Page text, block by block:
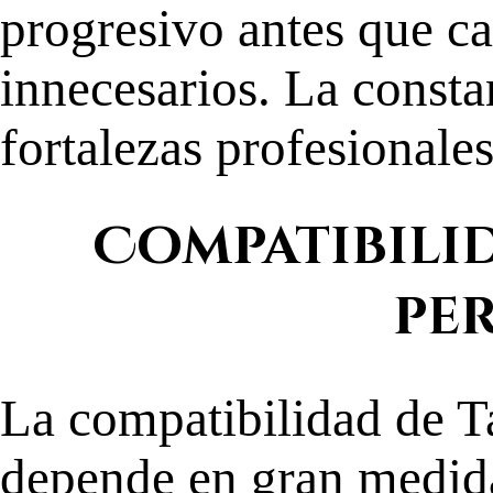
progresivo antes que
innecesarios. La
fortalezas
La compatibilidad de
depende en gran